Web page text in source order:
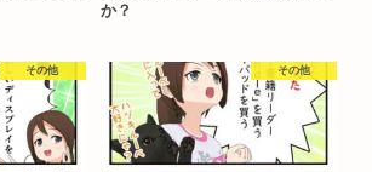
か？
その他 その他